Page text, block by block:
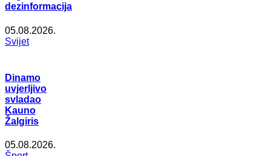
dezinformacija
05.08.2026.
Svijet
Dinamo
uvjerljivo
svladao
Kauno
Žalgiris
05.08.2026.